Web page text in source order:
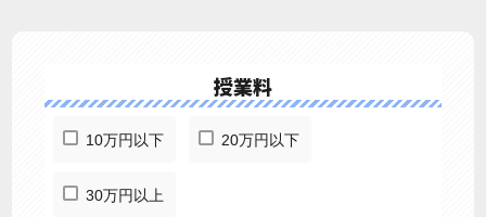
授業料
10万円以下 20万円以下
30万円以上